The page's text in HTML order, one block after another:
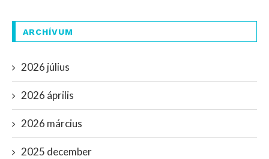
ARCHÍVUM
2026 július
2026 április
2026 március
2025 december